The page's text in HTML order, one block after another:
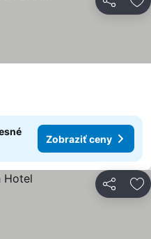
Zdieľať
Zobraziť ceny
Zdieľať